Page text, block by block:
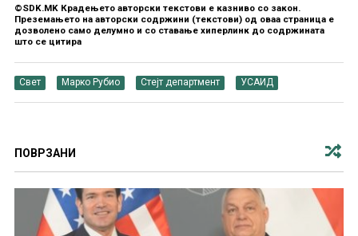
©SDK.MK Крадењето авторски текстови е казниво со закон.
Преземањето на авторски содржини (текстови) од оваа страница е
дозволено само делумно и со ставање хиперлинк до содржината
што се цитира
Свет Марко Рубио Стејт департмент УСАИД
ПОВРЗАНИ